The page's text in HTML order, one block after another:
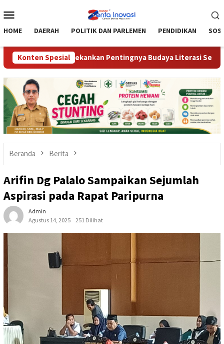
ke
Mobile
HOME DAERAH POLITIK DAN PARLEMEN PENDIDIKAN
Konten Spesial
Yusnaeni Tekankan Pentingnya Budaya Literasi Sejak Dini
Beranda Berita
Arifin Dg Palalo Sampaikan Sejumlah
Aspirasi pada Rapat Paripurna
Admin
Agustus 14, 2025
251 Dilihat